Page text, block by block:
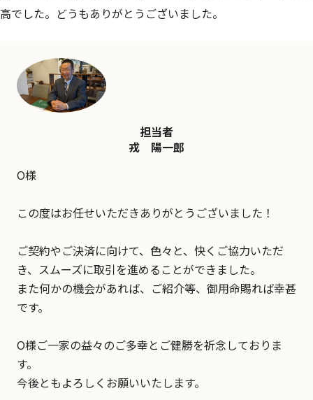
高でした。どうもありがとうございました。
担当者
戎 陽一郎
O様
この度はお任せいただきありがとうございました！
ご契約やご決済に向けて、色々と、快くご協力いただ
き、スムーズに取引を進めることができました。
また何かの機会があれば、ご紹介等、御用命賜れば幸甚
です。
O様ご一家の益々のご多幸とご健勝を祈念しておりま
す。
今後ともよろしくお願いいたします。